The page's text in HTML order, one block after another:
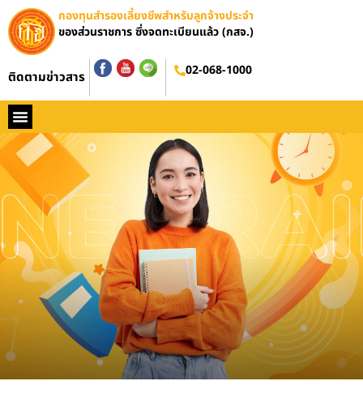
กองทุนสำรองเลี้ยงชีพสำหรับลูกจ้างประจำ
ของส่วนราชการ ซึ่งจดทะเบียนแล้ว (กสจ.)
ติดตามข่าวสาร 02-068-1000
อบรมออนไลน์